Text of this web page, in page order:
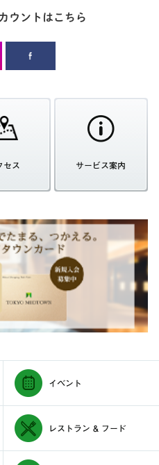
ウントはこちら
セス サービス案内
イベント
レストラン & フード